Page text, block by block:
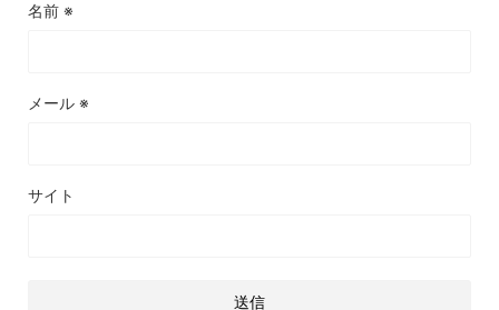
名前 ※
メール ※
サイト